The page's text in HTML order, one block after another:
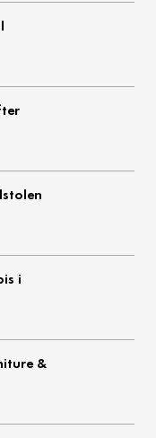
i
&